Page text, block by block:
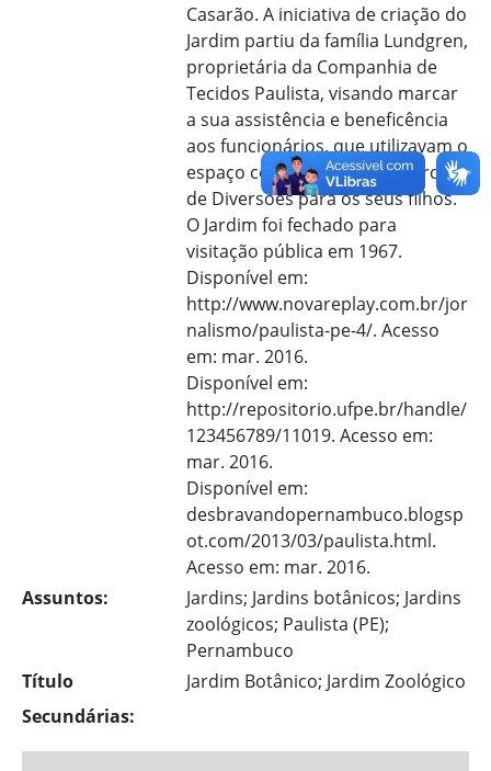
Casarão. A iniciativa de criação do
Jardim partiu da família Lundgren,
proprietária da Companhia de
Tecidos Paulista, visando marcar
a sua assistência e beneficência
aos funcionários, que utilizavam o
espaço como Zoológico e Parque
de Diversões para os seus filhos.
O Jardim foi fechado para
visitação pública em 1967.
Disponível em:
http://www.novareplay.com.br/jor
nalismo/paulista-pe-4/. Acesso
em: mar. 2016.
Disponível em:
http://repositorio.ufpe.br/handle/
123456789/11019. Acesso em:
mar. 2016.
Disponível em:
desbravandopernambuco.blogsp
ot.com/2013/03/paulista.html.
Acesso em: mar. 2016.
Assuntos:
Jardins; Jardins botânicos; Jardins
zoológicos; Paulista (PE);
Pernambuco
Título
Secundárias:
Jardim Botânico; Jardim Zoológico